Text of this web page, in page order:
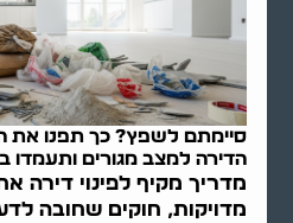
סיימתם לשפץ? כך תפנו את
הדירה למצב מגורים ותעמדו
מדריך מקיף לפינוי דירה
מדויקות, חוקים שחובה